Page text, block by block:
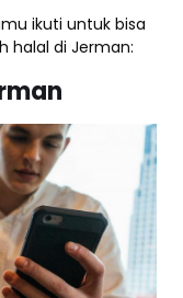
ikuti untuk bisa
halal di Jerman: